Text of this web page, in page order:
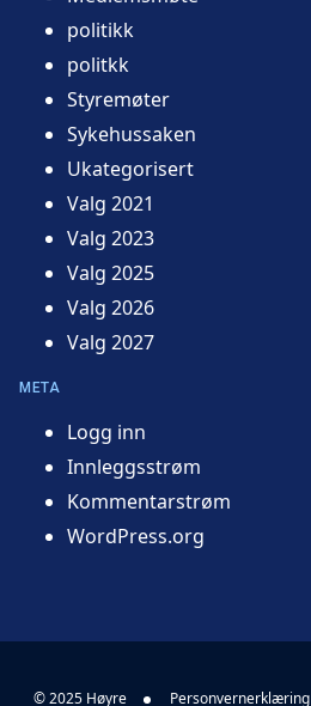
politikk
politkk
Styremøter
Sykehussaken
Ukategorisert
Valg 2021
Valg 2023
Valg 2025
Valg 2026
Valg 2027
META
Logg inn
Innleggsstrøm
Kommentarstrøm
WordPress.org
© 2025 Høyre Personvernerklæring